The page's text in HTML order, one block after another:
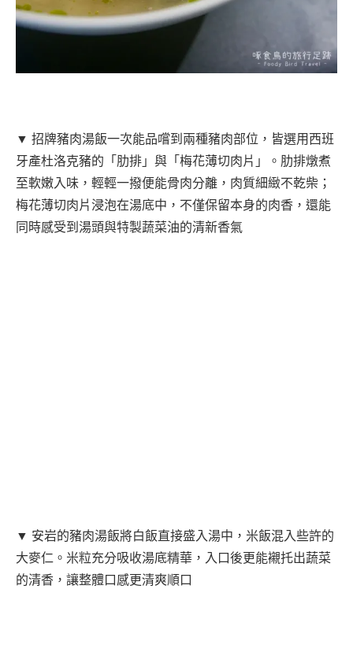
▼ 招牌豬肉湯飯一次能品嚐到兩種豬肉部位，皆選用西班
牙產杜洛克豬的「肋排」與「梅花薄切肉片」。肋排燉煮
至軟嫩入味，輕輕一撥便能骨肉分離，肉質細緻不乾柴；
梅花薄切肉片浸泡在湯底中，不僅保留本身的肉香，還能
同時感受到湯頭與特製蔬菜油的清新香氣
▼ 安岩的豬肉湯飯將白飯直接盛入湯中，米飯混入些許的
大麥仁。米粒充分吸收湯底精華，入口後更能襯托出蔬菜
的清香，讓整體口感更清爽順口